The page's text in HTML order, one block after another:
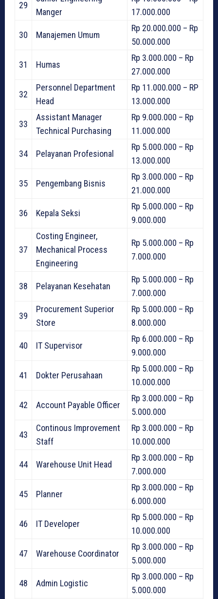
29
Manger
17.000.000
30 Manajemen Umum
Rp 20.000.000 – Rp
50.000.000
31 Humas
Rp 3.000.000 – Rp
27.000.000
32
Personnel Department
Head
Rp 11.000.000 – RP
13.000.000
33
Assistant Manager
Technical Purchasing
Rp 9.000.000 – Rp
11.000.000
34 Pelayanan Profesional
Rp 5.000.000 – Rp
13.000.000
35 Pengembang Bisnis
Rp 3.000.000 – Rp
21.000.000
36 Kepala Seksi
Rp 5.000.000 – Rp
9.000.000
37
Costing Engineer,
Mechanical Process
Engineering
Rp 5.000.000 – Rp
7.000.000
38 Pelayanan Kesehatan
Rp 5.000.000 – Rp
7.000.000
39
Procurement Superior
Store
Rp 5.000.000 – Rp
8.000.000
40 IT Supervisor
Rp 6.000.000 – Rp
9.000.000
41 Dokter Perusahaan
Rp 5.000.000 – Rp
10.000.000
42 Account Payable Officer
Rp 3.000.000 – Rp
5.000.000
43
Continous Improvement
Staff
Rp 3.000.000 – Rp
10.000.000
44 Warehouse Unit Head
Rp 3.000.000 – Rp
7.000.000
45 Planner
Rp 3.000.000 – Rp
6.000.000
46 IT Developer
Rp 5.000.000 – Rp
10.000.000
47 Warehouse Coordinator
Rp 3.000.000 – Rp
5.000.000
48 Admin Logistic
Rp 3.000.000 – Rp
5.000.000